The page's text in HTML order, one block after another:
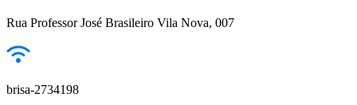
Rua Professor José Brasileiro Vila Nova, 007
brisa-2734198